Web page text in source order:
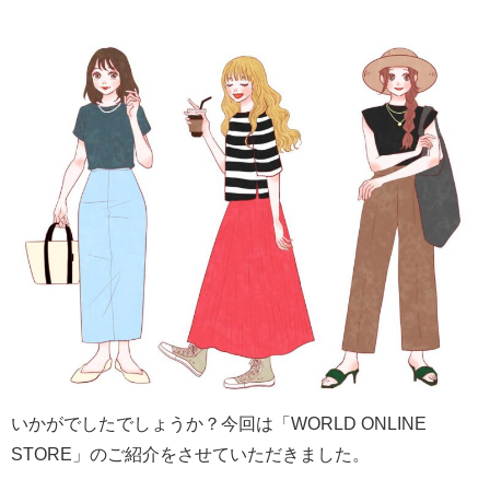
いかがでしたでしょうか？今回は「WORLD ONLINE
STORE」のご紹介をさせていただきました。